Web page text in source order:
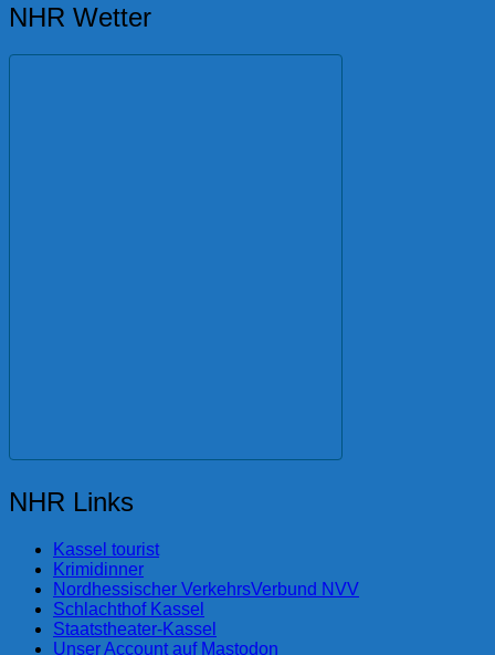
NHR Wetter
NHR Links
Kassel tourist
Krimidinner
Nordhessischer VerkehrsVerbund NVV
Schlachthof Kassel
Staatstheater-Kassel
Unser Account auf Mastodon